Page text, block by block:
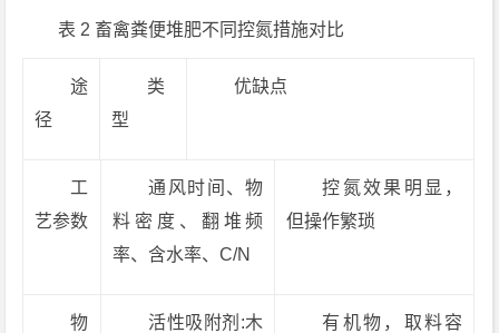
表 2 畜禽粪便堆肥不同控氮措施对比
途
径
类
型
优缺点
工
艺参数
通风时间、物
料密度、翻堆频
率、含水率、C/N
控氮效果明显，
但操作繁琐
物
活性吸附剂:木
有机物，取料容